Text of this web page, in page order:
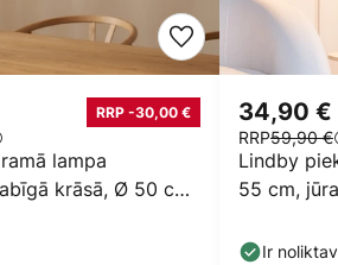
lampa
krāsā, Ø 50 cm,
RRP -30,00 €
Lindby
55 cm,
34,90 €
RRP59,90 €
Ir